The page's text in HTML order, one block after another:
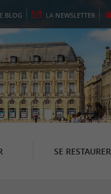
BLOG LA NEWSLETTER
SE RESTAURER